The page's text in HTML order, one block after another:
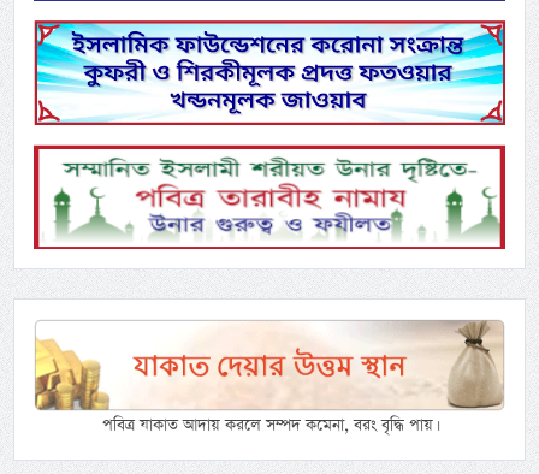
পবিত্র যাকাত আদায় করলে সম্পদ কমেনা, বরং বৃদ্ধি পায়।